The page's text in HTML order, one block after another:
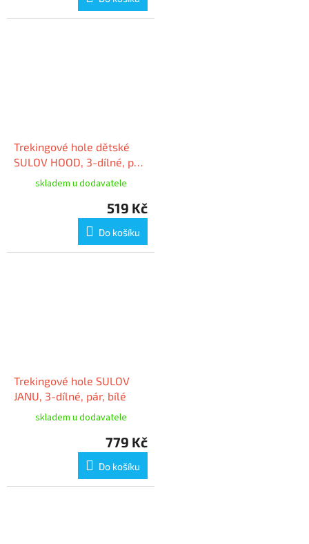
Trekingové hole dětské
SULOV HOOD, 3-dílné, pár,
zelenáskladem u dodavatele
519 Kč
Do košíku
Trekingové hole SULOV
JANU, 3-dílné, pár, bílé
skladem u dodavatele
779 Kč
Do košíku